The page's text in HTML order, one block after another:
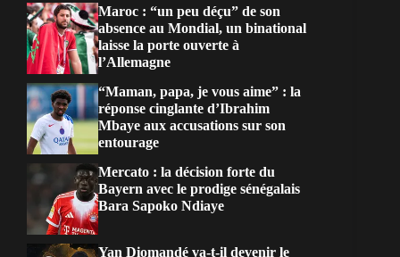
Maroc : “un peu déçu” de son
absence au Mondial, un binational
laisse la porte ouverte à
l’Allemagne
“Maman, papa, je vous aime” : la
réponse cinglante d’Ibrahim
Mbaye aux accusations sur son
entourage
Mercato : la décision forte du
Bayern avec le prodige sénégalais
Bara Sapoko Ndiaye
Yan Diomandé va-t-il devenir le